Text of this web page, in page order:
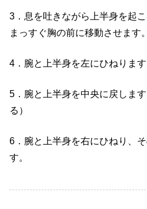
3 ．息を吐きながら上半身を起
まっすぐ胸の前に移動させます。
4 ．腕と上半身を左にひねります
5 ．腕と上半身を中央に戻しま
る）
6 ．腕と上半身を右にひねり、
す。